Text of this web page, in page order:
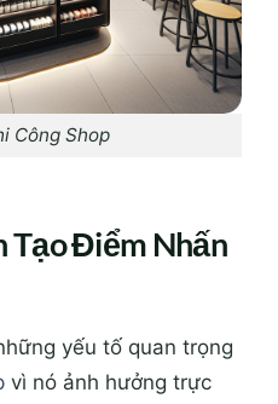
Công Shop
Tạo Điểm Nhấn
yếu tố quan trọng
vì nó ảnh hưởng trực